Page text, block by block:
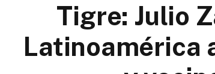
Tigre: Julio
Latinoamérica